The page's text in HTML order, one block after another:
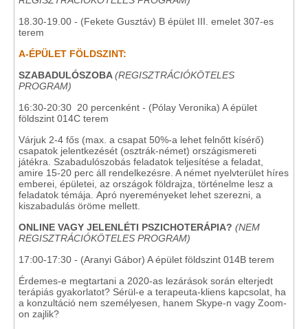
18.30-19.00 - (Fekete Gusztáv) B épület III. emelet 307-es
terem
A-ÉPÜLET FÖLDSZINT:
SZABADULÓSZOBA(REGISZTRÁCIÓKÖTELES
PROGRAM)
16:30-20:30 20 percenként - (Pólay Veronika) A épület
földszint 014C terem
Várjuk 2-4 fős (max. a csapat 50%-a lehet felnőtt kísérő)
csapatok jelentkezését (osztrák-német) országismereti
játékra. Szabadulószobás feladatok teljesítése a feladat,
amire 15-20 perc áll rendelkezésre. A német nyelvterület híres
emberei, épületei, az országok földrajza, történelme lesz a
feladatok témája. Apró nyereményeket lehet szerezni, a
kiszabadulás öröme mellett.
ONLINE VAGY JELENLÉTI PSZICHOTERÁPIA? (NEM
REGISZTRÁCIÓKÖTELES PROGRAM)
17:00-17:30 - (Aranyi Gábor) A épület földszint 014B terem
Érdemes-e megtartani a 2020-as lezárások során elterjedt
terápiás gyakorlatot? Sérül-e a terapeuta-kliens kapcsolat, ha
a konzultáció nem személyesen, hanem Skype-n vagy Zoom-
on zajlik?